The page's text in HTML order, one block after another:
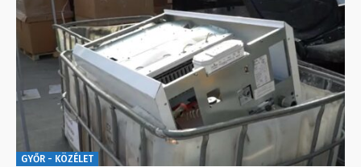
GYŐR - KÖZÉLET